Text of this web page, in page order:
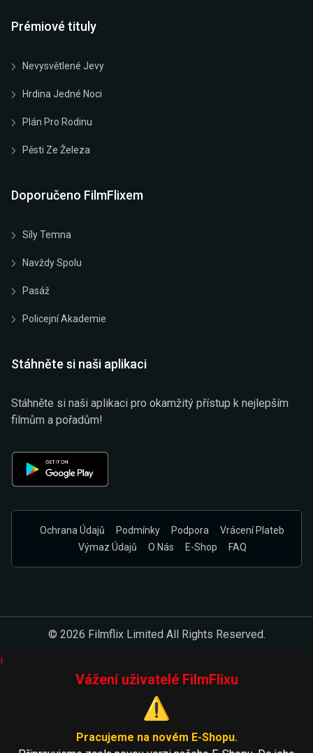
Prémiové tituly
Nevysvětlené Jevy
Hrdina Jedné Noci
Plán Pro Rodinu
Pěsti Ze Železa
Doporučeno FilmFlixem
Síly Temna
Navždy Spolu
Pasáž
Policejní Akademie
Stáhněte si naši aplikaci
Stáhněte si naši aplikaci pro okamžitý přístup k nejlepším
filmům a pořadům!
Ochrana Údajů Podmínky Podpora
Vrácení Plateb
Výmaz Údajů
O Nás E-Shop FAQ
© 2026 Filmflix Limited All Rights Reserved.
i
Vážení uživatelé FilmFlixu
⚠️
Pracujeme na novém E-Shopu.